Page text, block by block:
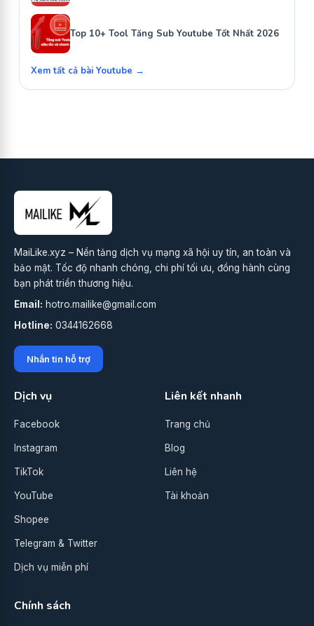
Top 10+ Tool Tăng Sub Youtube Tốt Nhất 2026
Xem tất cả bài Youtube →
MaiLike.xyz – Nền tảng dịch vụ mạng xã hội uy tín, an toàn và
bảo mật. Tốc độ nhanh chóng, chi phí tối ưu, đồng hành cùng
bạn phát triển thương hiệu.
Email: hotro.mailike@gmail.com
Hotline: 0344162668
Nhắn tin hỗ trợ
Dịch vụ
Facebook
Instagram
TikTok
YouTube
Shopee
Telegram & Twitter
Dịch vụ miễn phí
Liên kết nhanh
Trang chủ
Blog
Liên hệ
Tài khoản
Chính sách